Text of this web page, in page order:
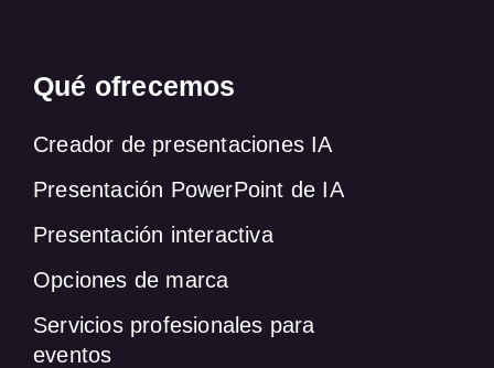
Qué ofrecemos
Creador de presentaciones IA
Presentación PowerPoint de IA
Presentación interactiva
Opciones de marca
Servicios profesionales para
eventos